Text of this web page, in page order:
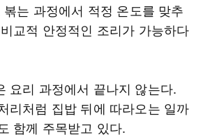
는 과정에서 적정 온도를 맞추
교적 안정적인 조리가 가능하다
요리 과정에서 끝나지 않는다.
리처럼 집밥 뒤에 따라오는 일까
함께 주목받고 있다.